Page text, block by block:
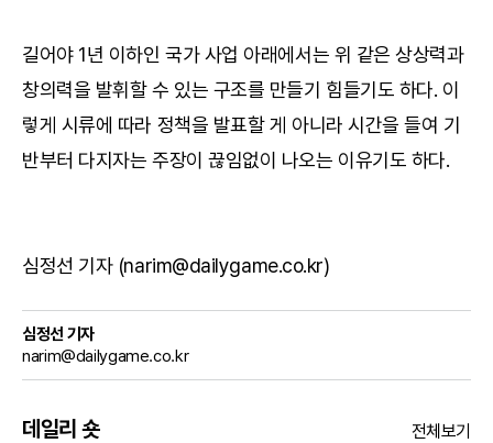
길어야 1년 이하인 국가 사업 아래에서는 위 같은 상상력과
창의력을 발휘할 수 있는 구조를 만들기 힘들기도 하다. 이
렇게 시류에 따라 정책을 발표할 게 아니라 시간을 들여 기
반부터 다지자는 주장이 끊임없이 나오는 이유기도 하다.
심정선 기자 (narim@dailygame.co.kr)
심정선 기자
narim@dailygame.co.kr
데일리 숏 전체보기